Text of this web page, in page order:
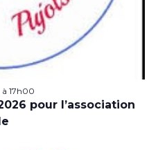
à 17h00
pour l’association